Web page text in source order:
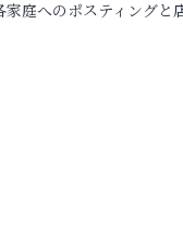
庭へのポスティングと